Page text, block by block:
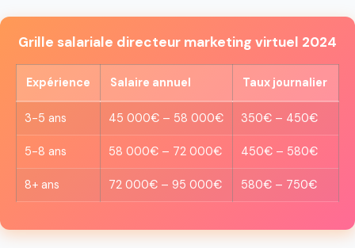
Grille salariale directeur marketing virtuel 2024
Expérience Salaire annuel Taux journalier
3-5 ans 45 000€ – 58 000€ 350€ – 450€
5-8 ans 58 000€ – 72 000€ 450€ – 580€
8+ ans 72 000€ – 95 000€ 580€ – 750€